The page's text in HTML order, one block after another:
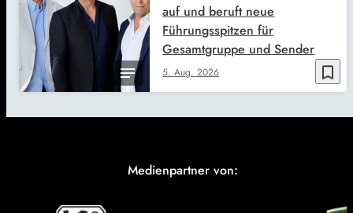
bookmark_border
5. Aug. 2026
auf und beruft neue
Führungsspitzen für
Gesamtgruppe und Sender
Medienpartner von: